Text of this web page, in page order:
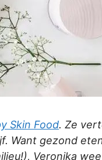
Skin Food. Ze
gezond
Veronika